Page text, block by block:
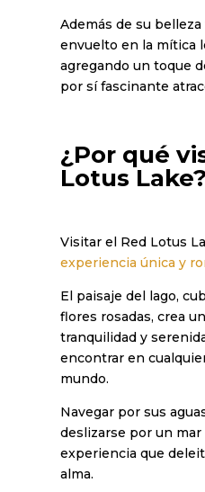
Además de su
envuelto en la mítica
agregando un toque
por sí fascinante
¿Por qué
Lotus Lake?
Visitar el Red Lotus
experiencia única y
El paisaje del lago,
flores rosadas, crea
tranquilidad y
encontrar en
mundo.
Navegar por sus
deslizarse por un mar
experiencia que
alma.